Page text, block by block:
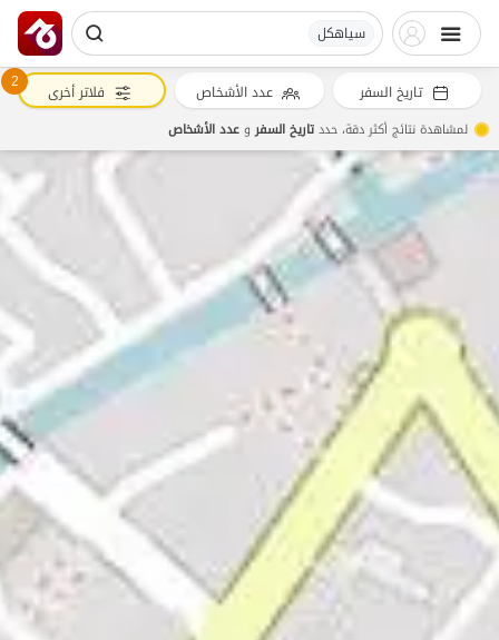
سیاهکل
تاريخ السفر عدد الأشخاص 2 فلاتر أخرى
لمشاهدة نتائج أكثر دقة، حددتاريخ السفروعدد الأشخاص